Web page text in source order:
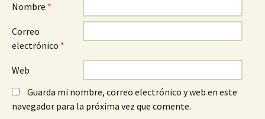
Nombre *
Correo
electrónico *
Web
Guarda mi nombre, correo electrónico y web en este
navegador para la próxima vez que comente.